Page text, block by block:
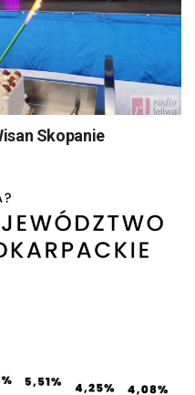
Skopanie